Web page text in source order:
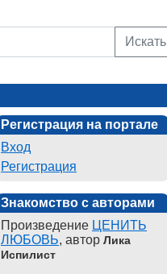
Искать
Регистрация на портале
Вход
Регистрация
Знакомство с авторами
Произведение ЦЕНИТЬ
ЛЮБОВЬ, автор Лика
Испилист